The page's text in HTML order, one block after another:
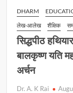
DHARM
लेख-आलेख
शैक्षिक
सिद्धपीठ
बालकृष्ण यति
अर्चन
Dr. A. K Rai